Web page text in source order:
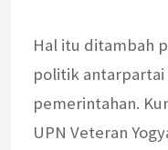
Hal itu ditambah
politik antarpartai
pemerintahan.
UPN Veteran